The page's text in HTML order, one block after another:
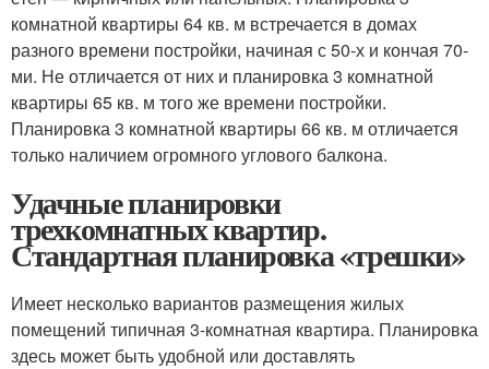
комнатной квартиры 64 кв. м встречается в домах
разного времени постройки, начиная с 50-х и кончая 70-
ми. Не отличается от них и планировка 3 комнатной
квартиры 65 кв. м того же времени постройки.
Планировка 3 комнатной квартиры 66 кв. м отличается
только наличием огромного углового балкона.
Удачные планировки
трехкомнатных квартир.
Стандартная планировка «трешки»
Имеет несколько вариантов размещения жилых
помещений типичная 3-комнатная квартира. Планировка
здесь может быть удобной или доставлять